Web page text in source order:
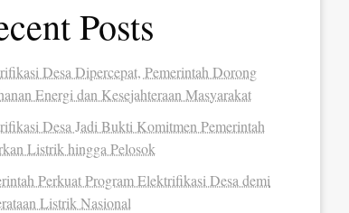
Posts
Desa Dipercepat, Pemerintah Dorong
Energi dan Kesejahteraan Masyarakat
Desa Jadi Bukti Komitmen Pemerintah
Listrik hingga Pelosok
Perkuat Program Elektrifikasi Desa demi
Listrik Nasional